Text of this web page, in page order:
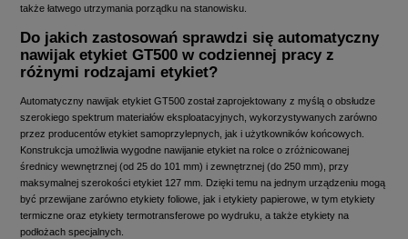
także łatwego utrzymania porządku na stanowisku.
Do jakich zastosowań sprawdzi się automatyczny
nawijak etykiet GT500 w codziennej pracy z
różnymi rodzajami etykiet?
Automatyczny nawijak etykiet GT500 został zaprojektowany z myślą o obsłudze
szerokiego spektrum materiałów eksploatacyjnych, wykorzystywanych zarówno
przez producentów etykiet samoprzylepnych, jak i użytkowników końcowych.
Konstrukcja umożliwia wygodne nawijanie etykiet na rolce o zróżnicowanej
średnicy wewnętrznej (od 25 do 101 mm) i zewnętrznej (do 250 mm), przy
maksymalnej szerokości etykiet 127 mm. Dzięki temu na jednym urządzeniu mogą
być przewijane zarówno etykiety foliowe, jak i etykiety papierowe, w tym etykiety
termiczne oraz etykiety termotransferowe po wydruku, a także etykiety na
podłożach specjalnych.